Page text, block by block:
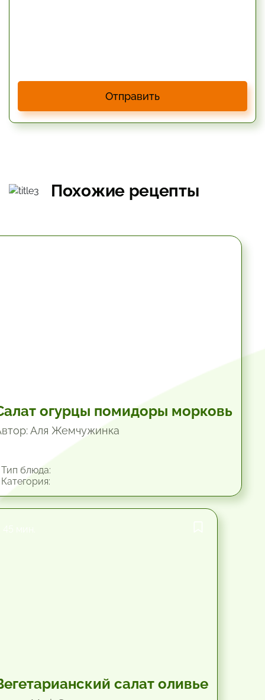
Отправить
Похожие рецепты
огурцы помидоры морковь
Аля Жемчужинка
блюда:
салат оливье